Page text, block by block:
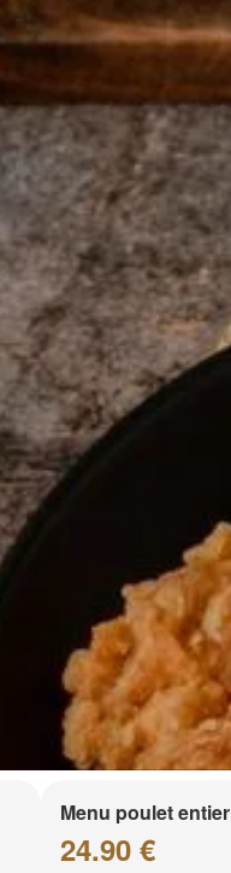
Menu poulet entier
24.90 €